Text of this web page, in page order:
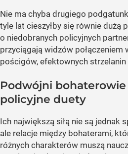
Nie ma chyba drugiego
tyle lat cieszyłby się równie dużą
o niedobranych policyjnych
przyciągają widzów
pościgów, efektownych
Podwójni
policyjne duety
Ich największą siłą nie są jednak
ale relacje między bohaterami,
różnych charakterów muszą